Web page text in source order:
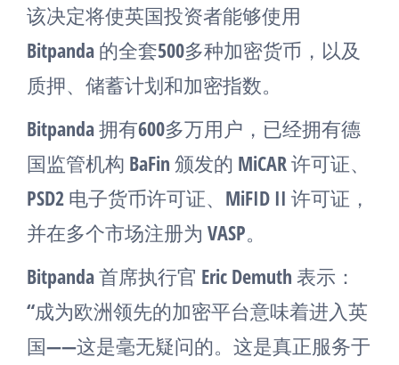
该决定将使英国投资者能够使用
Bitpanda 的全套500多种加密货币，以及
质押、储蓄计划和加密指数。
Bitpanda 拥有600多万用户，已经拥有德
国监管机构 BaFin 颁发的 MiCAR 许可证、
PSD2 电子货币许可证、MiFID II 许可证，
并在多个市场注册为 VASP。
Bitpanda 首席执行官 Eric Demuth 表示：
“成为欧洲领先的加密平台意味着进入英
国——这是毫无疑问的。这是真正服务于